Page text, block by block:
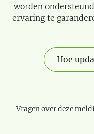
worden
ervaring te
Hoe
Vragen over deze